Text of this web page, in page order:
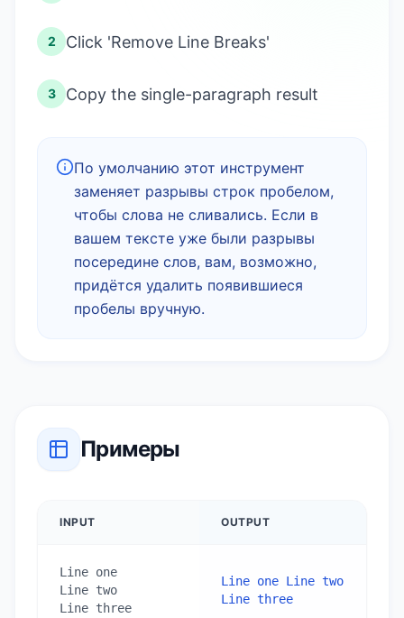
2 Click 'Remove Line Breaks'
3 Copy the single-paragraph result
По умолчанию этот инструмент
заменяет разрывы строк пробелом,
чтобы слова не сливались. Если в
вашем тексте уже были разрывы
посередине слов, вам, возможно,
придётся удалить появившиеся
пробелы вручную.
Примеры
INPUT OUTPUT
Line one
Line two
Line three
Line one Line two
Line three